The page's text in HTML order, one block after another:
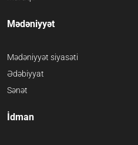
Mədəniyyət
Mədəniyyət siyasəti
Ədəbiyyat
Sənət
İdman